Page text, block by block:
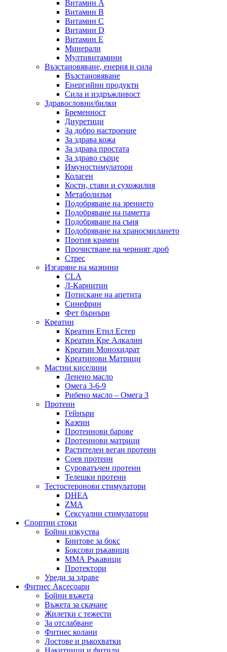
Витамин А
Витамин B
Витамин C
Витамин D
Витамин E
Минерали
Мултивитамини
Възстановяване, енерия и сила
Възстановяване
Енергийни продукти
Сила и издръжливост
Здравословни/билки
Бременност
Диуретици
За добро настроение
За здрава кожа
За здрава простата
За здраво сърце
Имуностимулатори
Колаген
Кости, стави и сухожилия
Метаболизъм
Подобряване на зрението
Подобряване на паметта
Подобряване на съня
Подобряване на храносмилането
Против крампи
Прочистване на черният дроб
Стрес
Изгаряне на мазнини
CLA
Л-Карнитин
Потискане на апетита
Синефрин
Фет бърнъри
Креатин
Креатин Етил Естер
Креатин Кре Алкалин
Креатин Монохидрат
Креатинови Матрици
Мастни киселини
Ленено масло
Омега 3-6-9
Рибено масло – Омега 3
Протеин
Гейнъри
Казеин
Протеинови барове
Протеинови матрици
Растителен веган протеин
Соев протеин
Суроватъчен протеин
Телешки протеин
Тестостеронови стимулатори
DHEA
ZMA
Сексуални стимулатори
Спортни стоки
Бойни изкуства
Бинтове за бокс
Боксови ръкавици
ММА Ръкавици
Протектори
Уреди за здраве
Фитнес Аксесоари
Бойни въжета
Въжета за скачане
Жилетки с тежести
За отслабване
Фитнес колани
Лостове и ръкохватки
Накитници и фитили